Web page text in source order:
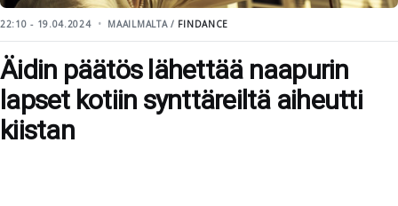
22:10 - 19.04.2024 MAAILMALTA / FINDANCE
Äidin päätös lähettää naapurin
lapset kotiin synttäreiltä aiheutti
kiistan